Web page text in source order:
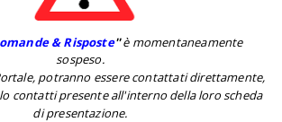
& Risposte''è momentaneamente
sospeso.
potranno essere contattati direttamente,
contatti presente all'interno della loro scheda
di presentazione.